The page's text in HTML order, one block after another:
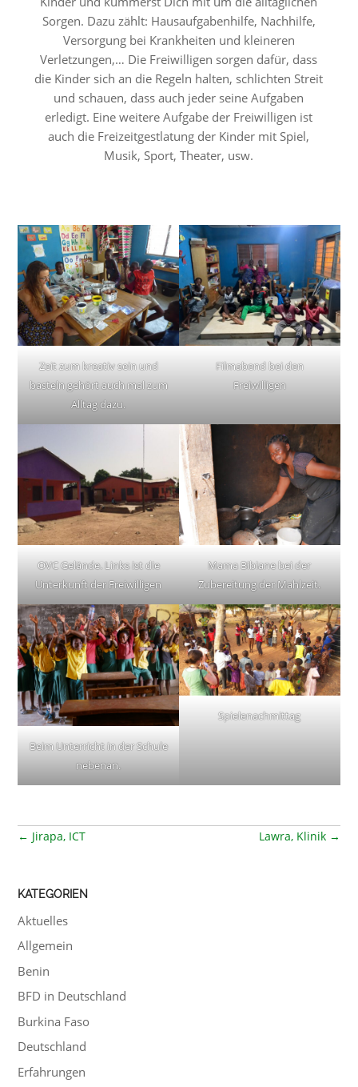
Sorgen. Dazu zählt: Hausaufgabenhilfe, Nachhilfe,
Versorgung bei Krankheiten und kleineren
Verletzungen,… Die Freiwilligen sorgen dafür, dass
die Kinder sich an die Regeln halten, schlichten Streit
und schauen, dass auch jeder seine Aufgaben
erledigt. Eine weitere Aufgabe der Freiwilligen ist
auch die Freizeitgestlatung der Kinder mit Spiel,
Musik, Sport, Theater, usw.
Zeit zum kreativ sein und
basteln gehört auch mal zum
Alltag dazu.
Filmabend bei den
Freiwilligen
OVC Gelände. Links ist die
Unterkunft der Freiwilligen
Mama Bibiane bei der
Zubereitung der Mahlzeit.
Beim Unterricht in der Schule
nebenan.
Spielenachmittag
← Jirapa, ICT Lawra, Klinik →
KATEGORIEN
Aktuelles
Allgemein
Benin
BFD in Deutschland
Burkina Faso
Deutschland
Erfahrungen